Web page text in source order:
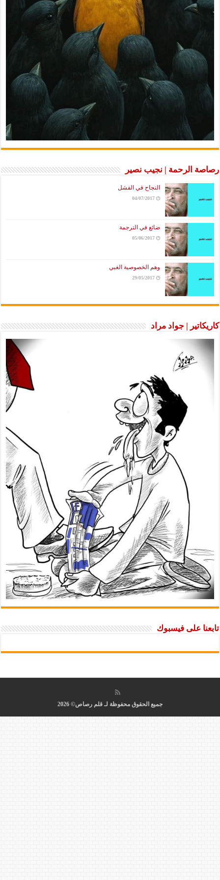
الرحمة | نجيب نصير
النجاح في الفشل
04/07/2017
ضائع في الترجمة
05/06/2017
وهم الخصوصية الغبي
29/05/2017
| جواد مراد
على فيسبوك
جميع الحقوق محفوظة لـ قلم رصاص© 2026